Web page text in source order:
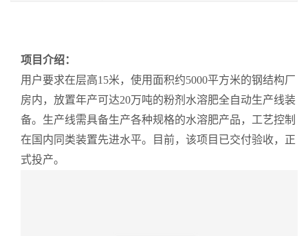
项目介绍：
用户要求在层高15米，使用面积约5000平方米的钢结构厂
房内，放置年产可达20万吨的粉剂水溶肥全自动生产线装
备。生产线需具备生产各种规格的水溶肥产品， 工艺控制
在 国内同类装置先进水平。
目前，该项目已交付验收，正
式投产。